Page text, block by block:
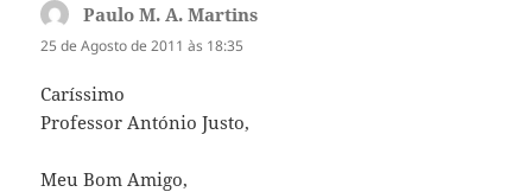
Paulo M. A. Martins
25 de Agosto de 2011 às 18:35
Caríssimo
Professor António Justo,
Meu Bom Amigo,